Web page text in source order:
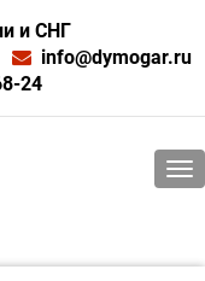
и СНГ
info@dymogar.ru
24